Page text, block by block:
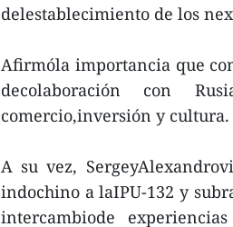
delestablecimiento de los
Afirmóla importancia que
decolaboración con
comercio,inversión y cultura.
A su vez,
indochino a laIPU-132 y
intercambiode